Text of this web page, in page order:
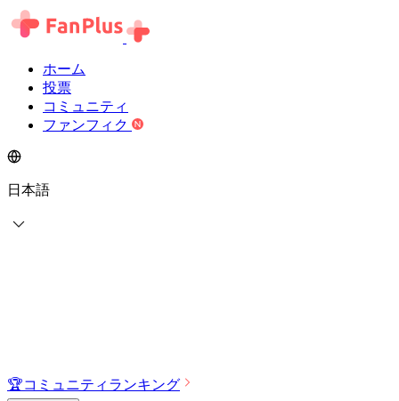
ホーム
投票
コミュニティ
ファンフィク
日本語
🏆コミュニティランキング